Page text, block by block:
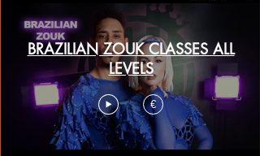
BRAZILIAN ZOUK CLASSES ALL
LEVELS
€